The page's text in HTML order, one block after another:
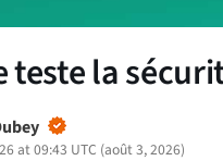
teste la
at 09:43 UTC (août 3, 2026)